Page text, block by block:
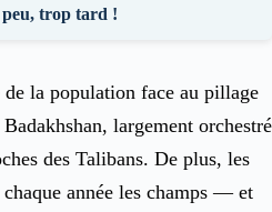
trop tard !
la population face au pillage
largement orchestré
des Talibans. De plus, les
année les champs — et